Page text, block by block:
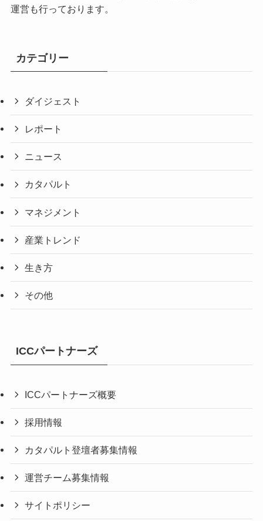
運営も行っております。
カテゴリー
ダイジェスト
レポート
ニュース
カタパルト
マネジメント
産業トレンド
生き方
その他
ICCパートナーズ
ICCパートナーズ概要
採用情報
カタパルト登壇者募集情報
運営チーム募集情報
サイトポリシー